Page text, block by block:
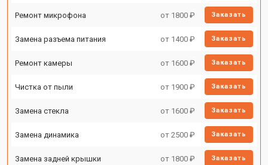
Ремонт микрофона от 1800 ₽ Заказать
Замена разъема питания от 1400 ₽ Заказать
Ремонт камеры от 1600 ₽ Заказать
Чистка от пыли от 1900 ₽ Заказать
Замена стекла от 1600 ₽ Заказать
Замена динамика от 2500 ₽ Заказать
Замена задней крышки от 1800 ₽ Заказать